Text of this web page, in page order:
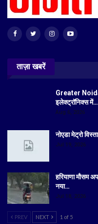
ताज़ा खबरें
Greater
इलेक्ट्रॉनिक्स में…
Aug 6, 2026
नोएडा मेट्रो
Jul 19, 2026
हरियाणा मौसम
नया…
Jul 18, 2026
PREV NEXT 1 of 5